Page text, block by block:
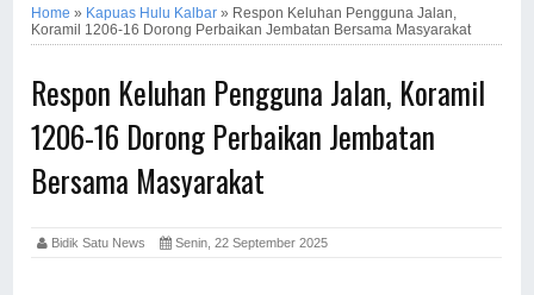
Home » Kapuas Hulu Kalbar » Respon Keluhan Pengguna Jalan,
Koramil 1206-16 Dorong Perbaikan Jembatan Bersama Masyarakat
Respon Keluhan Pengguna Jalan, Koramil
1206-16 Dorong Perbaikan Jembatan
Bersama Masyarakat
Bidik Satu News Senin, 22 September 2025